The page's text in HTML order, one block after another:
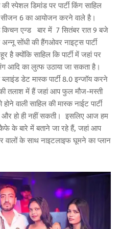
की स्पेशल डिमांड पर पार्टी किंग साहिल
सीजन 6 का आयोजन करने वाले है।
किचन एन्ड बार में 7 सितंबर रात 9 बजे
सोंधी की हैंगओवर नाइट्स पार्टी
है क्योंकि साहिल कि पार्टी में जहां पर
आदि का लुत्फ उठाया जा सकता है।
डेट मास्क पार्टी 8.0 इन्जॉय करने
तलाश में हैं जहां आप फुल मौज-मस्ती
वाली साहिल की मास्क नाईट पार्टी
हो ही नहीं सकती। इसलिए आज हम
के बारे में बताने जा रहे हैं, जहां आप
वालों के साथ नाइटलाइफ घूमने का प्लान